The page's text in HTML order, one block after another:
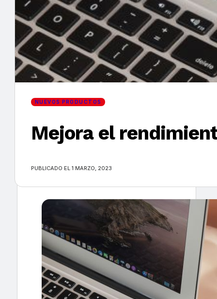
HEMEROTECA
Encuentra tu noticia
NUEVOS PRODUCTOS
Mejora el
PUBLICADO EL 1 MARZO, 2023